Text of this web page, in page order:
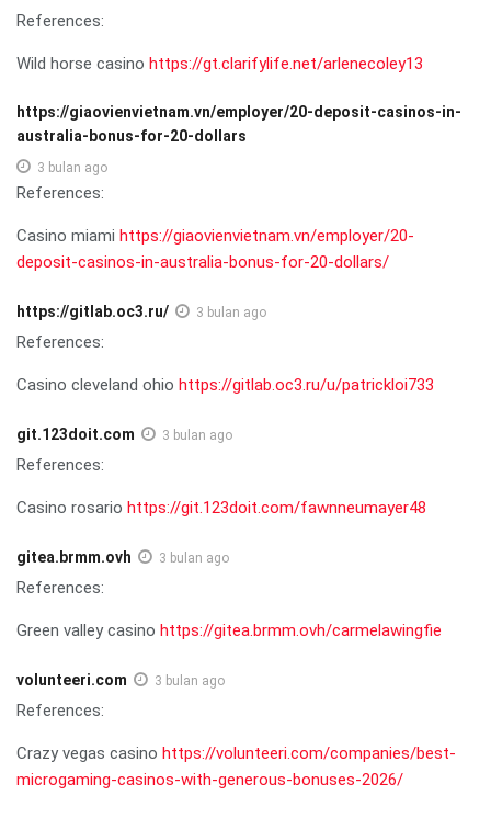
References:
Wild horse casino https://gt.clarifylife.net/arlenecoley13
https://giaovienvietnam.vn/employer/20-deposit-casinos-in-
australia-bonus-for-20-dollars
3 bulan ago
References:
Casino miami https://giaovienvietnam.vn/employer/20-
deposit-casinos-in-australia-bonus-for-20-dollars/
https://gitlab.oc3.ru/ 3 bulan ago
References:
Casino cleveland ohio https://gitlab.oc3.ru/u/patrickloi733
git.123doit.com 3 bulan ago
References:
Casino rosario https://git.123doit.com/fawnneumayer48
gitea.brmm.ovh 3 bulan ago
References:
Green valley casino https://gitea.brmm.ovh/carmelawingfie
volunteeri.com 3 bulan ago
References:
Crazy vegas casino https://volunteeri.com/companies/best-
microgaming-casinos-with-generous-bonuses-2026/